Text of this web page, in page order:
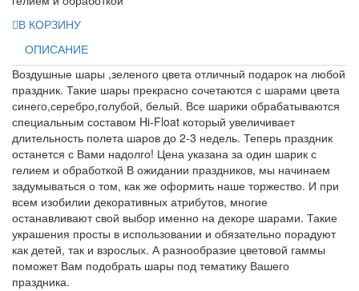
В КОРЗИНУ
ОПИСАНИЕ
Воздушные шары ,зеленого цвета отличный подарок на любой
праздник. Такие шары прекрасно сочетаются с шарами цвета
синего,серебро,голубой, белый. Все шарики обрабатываются
специальным составом Hi-Float который увеличивает
длительность полета шаров до 2-3 недель. Теперь праздник
останется с Вами надолго! Цена указана за один шарик с
гелием и обработкой В ожидании праздников, мы начинаем
задумываться о том, как же оформить наше торжество. И при
всем изобилии декоративных атрибутов, многие
останавливают свой выбор именно на декоре шарами. Такие
украшения просты в использовании и обязательно порадуют
как детей, так и взрослых. А разнообразие цветовой гаммы
поможет Вам подобрать шары под тематику Вашего
праздника.